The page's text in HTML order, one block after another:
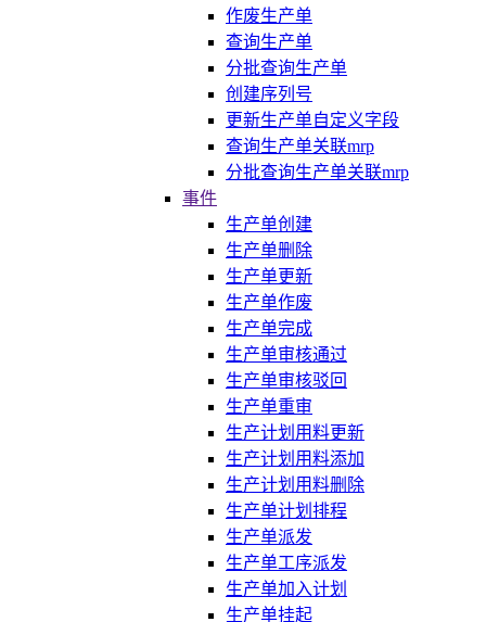
作废生产单
查询生产单
分批查询生产单
创建序列号
更新生产单自定义字段
查询生产单关联mrp
分批查询生产单关联mrp
事件
生产单创建
生产单删除
生产单更新
生产单作废
生产单完成
生产单审核通过
生产单审核驳回
生产单重审
生产计划用料更新
生产计划用料添加
生产计划用料删除
生产单计划排程
生产单派发
生产单工序派发
生产单加入计划
生产单挂起